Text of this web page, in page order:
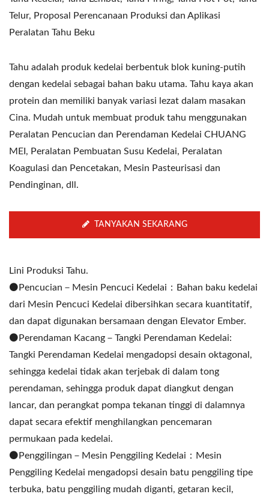
Telur, Proposal Perencanaan Produksi dan Aplikasi
Peralatan Tahu Beku
Tahu adalah produk kedelai berbentuk blok kuning-putih
dengan kedelai sebagai bahan baku utama. Tahu kaya akan
protein dan memiliki banyak variasi lezat dalam masakan
Cina. Mudah untuk membuat produk tahu menggunakan
Peralatan Pencucian dan Perendaman Kedelai CHUANG
MEI, Peralatan Pembuatan Susu Kedelai, Peralatan
Koagulasi dan Pencetakan, Mesin Pasteurisasi dan
Pendinginan, dll.
TANYAKAN SEKARANG
Lini Produksi Tahu.
⚫️Pencucian－Mesin Pencuci Kedelai：Bahan baku kedelai
dari Mesin Pencuci Kedelai dibersihkan secara kuantitatif,
dan dapat digunakan bersamaan dengan Elevator Ember.
⚫️Perendaman Kacang－Tangki Perendaman Kedelai:
Tangki Perendaman Kedelai mengadopsi desain oktagonal,
sehingga kedelai tidak akan terjebak di dalam tong
perendaman, sehingga produk dapat diangkut dengan
lancar, dan perangkat pompa tekanan tinggi di dalamnya
dapat secara efektif menghilangkan pencemaran
permukaan pada kedelai.
⚫️Penggilingan－Mesin Penggiling Kedelai：Mesin
Penggiling Kedelai mengadopsi desain batu penggiling tipe
terbuka, batu penggiling mudah diganti, getaran kecil,